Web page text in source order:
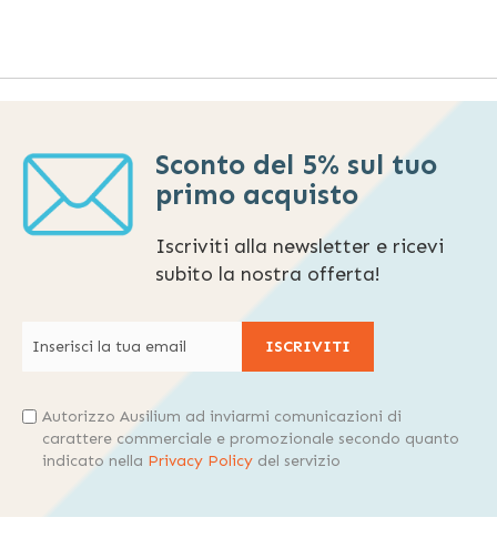
Sconto del 5% sul tuo
primo acquisto
Iscriviti alla newsletter e ricevi
subito la nostra offerta!
ISCRIVITI
Autorizzo Ausilium ad inviarmi comunicazioni di
carattere commerciale e promozionale secondo quanto
indicato nella Privacy Policy del servizio